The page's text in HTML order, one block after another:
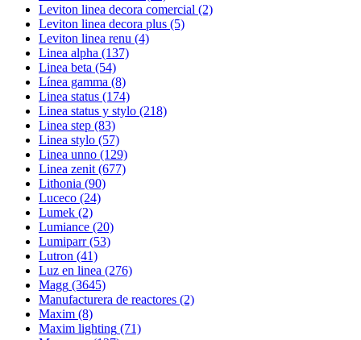
Leviton linea decora comercial (2)
Leviton linea decora plus (5)
Leviton linea renu (4)
Linea alpha (137)
Linea beta (54)
Línea gamma (8)
Linea status (174)
Linea status y stylo (218)
Linea step (83)
Linea stylo (57)
Linea unno (129)
Linea zenit (677)
Lithonia (90)
Luceco (24)
Lumek (2)
Lumiance (20)
Lumiparr (53)
Lutron (41)
Luz en linea (276)
Magg (3645)
Manufacturera de reactores (2)
Maxim (8)
Maxim lighting (71)